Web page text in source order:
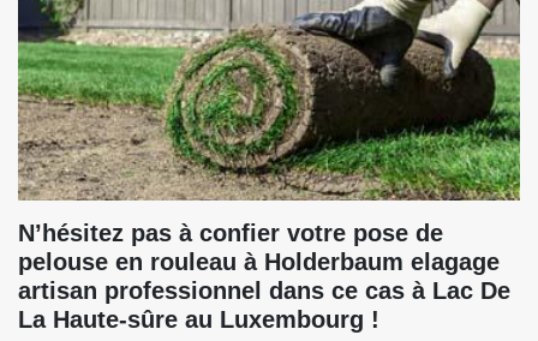
N’hésitez pas à confier votre pose de
pelouse en rouleau à Holderbaum elagage
artisan professionnel dans ce cas à Lac De
La Haute-sûre au Luxembourg !